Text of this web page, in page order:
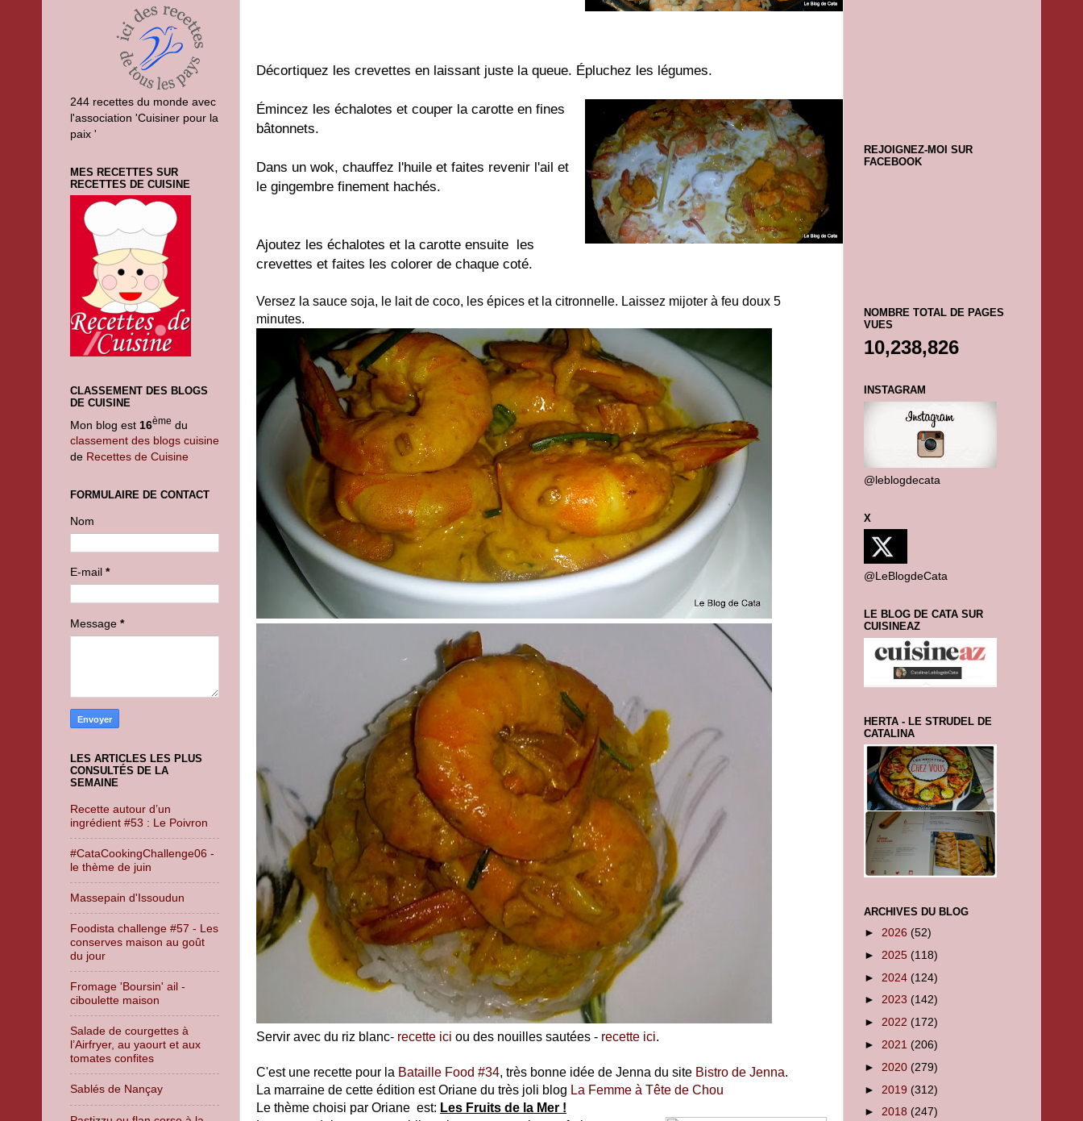
Décortiquez les crevettes en laissant juste la queue. Épluchez les légumes.
Émincez les échalotes et couper la carotte en fines
bâtonnets.
Dans un wok, chauffez l'huile et faites revenir l'ail et
le gingembre finement hachés.
Ajoutez les échalotes et la carotte ensuite les
crevettes et faites les colorer de chaque coté.
Versez la sauce soja, le lait de coco, les épices et la citronnelle. Laissez mijoter à feu doux 5
minutes.
Servir avec du riz blanc- recette ici ou des nouilles sautées - recette ici.
C'est une recette pour la Bataille Food #34, très bonne idée de Jenna du site Bistro de Jenna.
La marraine de cette édition est Oriane du très joli blog La Femme à Tête de Chou
Le thème choisi par Oriane est: Les Fruits de la Mer !
244 recettes du monde avec
l'association 'Cuisiner pour la
paix '
MES RECETTES SUR
RECETTES DE CUISINE
CLASSEMENT DES BLOGS
DE CUISINE
Mon blog est 16ème du
classement des blogs cuisine
de Recettes de Cuisine
FORMULAIRE DE CONTACT
Nom
E-mail *
Message *
LES ARTICLES LES PLUS
CONSULTÉS DE LA
SEMAINE
Recette autour d’un
ingrédient #53 : Le Poivron
#CataCookingChallenge06 -
le thème de juin
Massepain d'Issoudun
Foodista challenge #57 - Les
conserves maison au goût
du jour
Fromage 'Boursin' ail -
ciboulette maison
Salade de courgettes à
l’Airfryer, au yaourt et aux
tomates confites
Sablés de Nançay
REJOIGNEZ-MOI SUR
FACEBOOK
NOMBRE TOTAL DE PAGES
VUES
10,238,826
INSTAGRAM
@leblogdecata
X
@LeBlogdeCata
LE BLOG DE CATA SUR
CUISINEAZ
HERTA - LE STRUDEL DE
CATALINA
ARCHIVES DU BLOG
► 2026 (52)
► 2025 (118)
► 2024 (124)
► 2023 (142)
► 2022 (172)
► 2021 (206)
► 2020 (279)
► 2019 (312)
► 2018 (247)